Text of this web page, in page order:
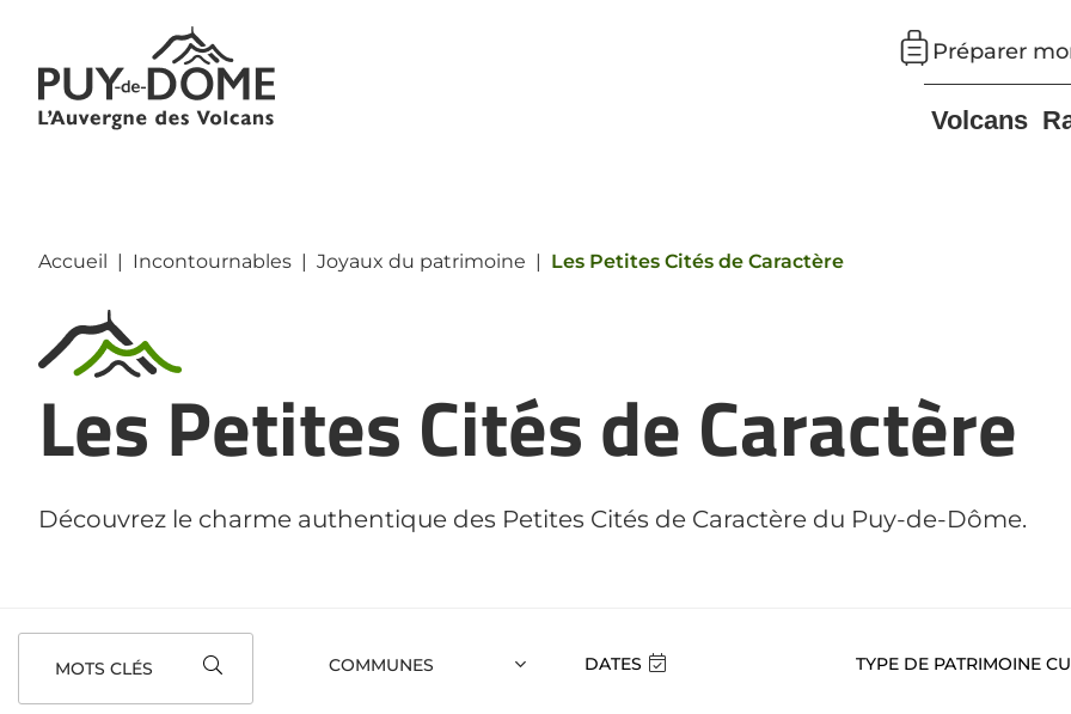
Préparer
Volcans
Accueil | Incontournables | Joyaux du patrimoine | Les Petites Cités de Caractère
Les Petites Cités de Caractère
Découvrez le charme authentique des Petites Cités de Caractère du Puy-de-Dôme.
MOTS CLÉS DATES TYPE DE PATRIMOINE